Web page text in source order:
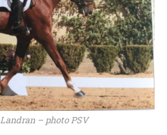
– photo PSV